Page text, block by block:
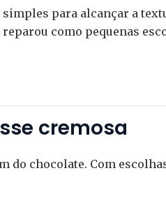
simples para alcançar a
como pequenas
cremosa
do chocolate. Com